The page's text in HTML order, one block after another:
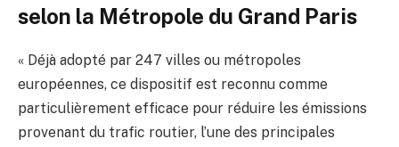
selon la Métropole du Grand Paris
« Déjà adopté par 247 villes ou métropoles
européennes, ce dispositif est reconnu comme
particulièrement efficace pour réduire les émissions
provenant du trafic routier, l’une des principales